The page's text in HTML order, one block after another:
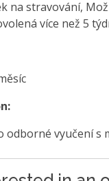
na stravování,
více než 5
odborné vyučení s